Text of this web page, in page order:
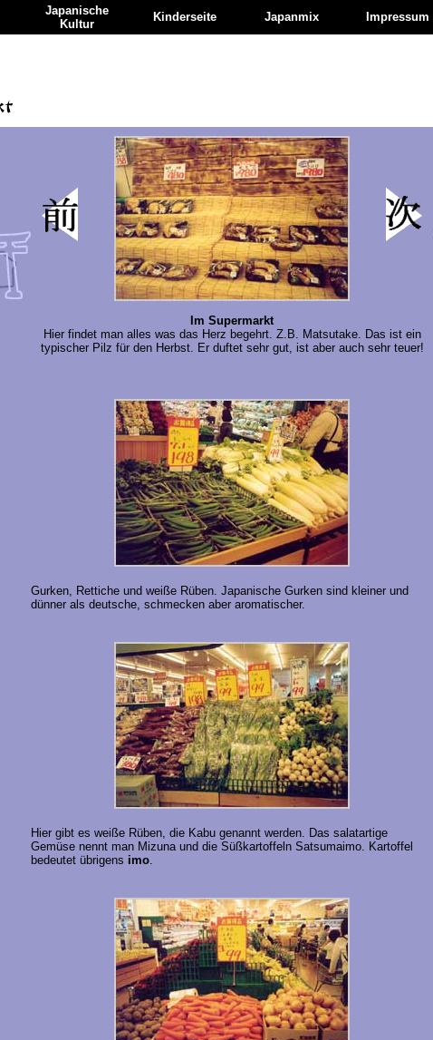
Japanische
Kultur
Kinderseite Japanmix Impressum
Im Supermarkt
Hier findet man alles was das Herz begehrt. Z.B. Matsutake. Das ist ein
typischer Pilz für den Herbst. Er duftet sehr gut, ist aber auch sehr teuer!
Gurken, Rettiche und weiße Rüben. Japanische Gurken sind kleiner und
dünner als deutsche, schmecken aber aromatischer.
Hier gibt es weiße Rüben, die Kabu genannt werden. Das salatartige
Gemüse nennt man Mizuna und die Süßkartoffeln Satsumaimo. Kartoffel
bedeutet übrigens imo.